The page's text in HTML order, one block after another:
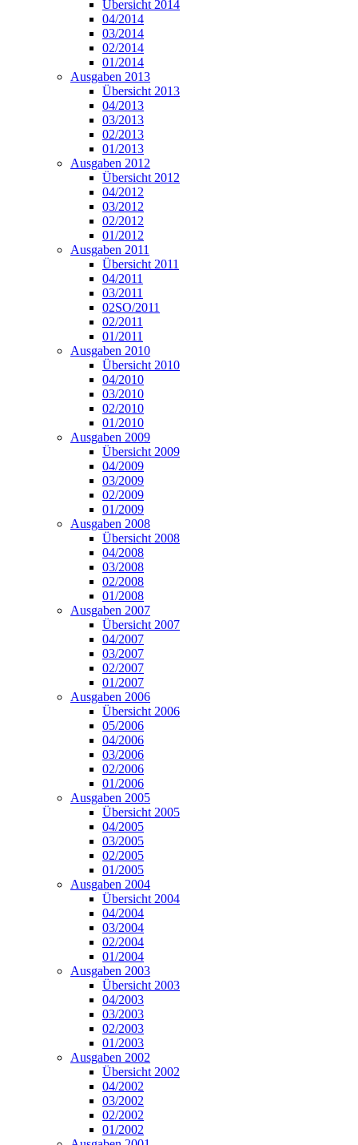
Übersicht 2014
04/2014
03/2014
02/2014
01/2014
Ausgaben 2013
Übersicht 2013
04/2013
03/2013
02/2013
01/2013
Ausgaben 2012
Übersicht 2012
04/2012
03/2012
02/2012
01/2012
Ausgaben 2011
Übersicht 2011
04/2011
03/2011
02SO/2011
02/2011
01/2011
Ausgaben 2010
Übersicht 2010
04/2010
03/2010
02/2010
01/2010
Ausgaben 2009
Übersicht 2009
04/2009
03/2009
02/2009
01/2009
Ausgaben 2008
Übersicht 2008
04/2008
03/2008
02/2008
01/2008
Ausgaben 2007
Übersicht 2007
04/2007
03/2007
02/2007
01/2007
Ausgaben 2006
Übersicht 2006
05/2006
04/2006
03/2006
02/2006
01/2006
Ausgaben 2005
Übersicht 2005
04/2005
03/2005
02/2005
01/2005
Ausgaben 2004
Übersicht 2004
04/2004
03/2004
02/2004
01/2004
Ausgaben 2003
Übersicht 2003
04/2003
03/2003
02/2003
01/2003
Ausgaben 2002
Übersicht 2002
04/2002
03/2002
02/2002
01/2002